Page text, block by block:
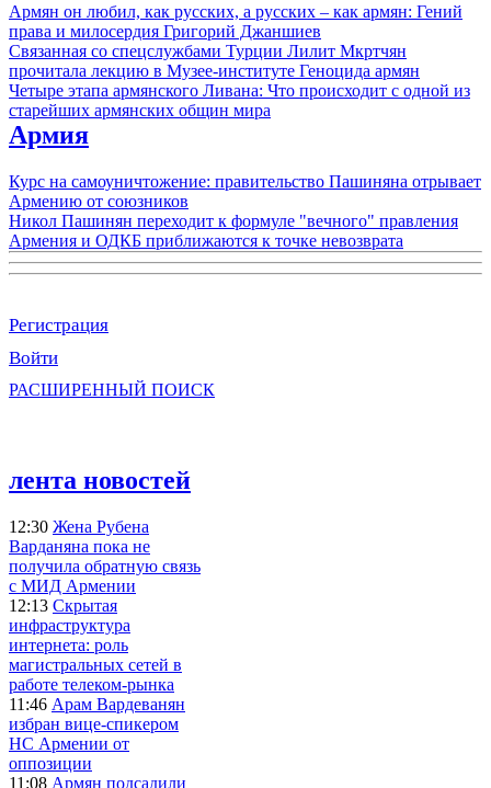
Армян он любил, как русских, а русских – как армян: Гений
права и милосердия Григорий Джаншиев
Связанная со спецслужбами Турции Лилит Мкртчян
прочитала лекцию в Музее-институте Геноцида армян
Четыре этапа армянского Ливана: Что происходит с одной из
старейших армянских общин мира
Армия
Курс на самоуничтожение: правительство Пашиняна отрывает
Армению от союзников
Никол Пашинян переходит к формуле "вечного" правления
Армения и ОДКБ приближаются к точке невозврата
Регистрация
Войти
РАСШИРЕННЫЙ ПОИСК
лента новостей
12:30 Жена Рубена
Варданяна пока не
получила обратную связь
с МИД Армении
12:13 Скрытая
инфраструктура
интернета: роль
магистральных сетей в
работе телеком-рынка
11:46 Арам Вардеванян
избран вице-спикером
НС Армении от
оппозиции
11:08 Армян подсадили